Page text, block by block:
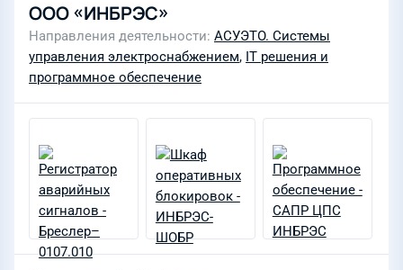
ООО «ИНБРЭС»
Направления деятельности АСУЭТО. Системы
управления электроснабжением, IT решения и
программное обеспечение